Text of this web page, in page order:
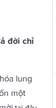
đời chỉ
lung
một